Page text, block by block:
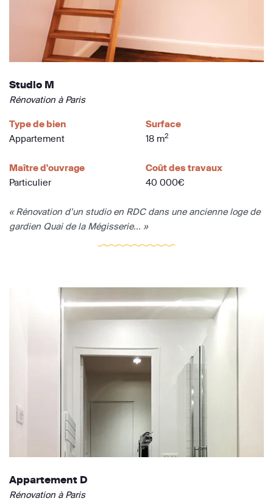
Studio M
Rénovation à Paris
Type de bien
Appartement
Surface
18 m2
Maître d'ouvrage
Particulier
Coût des travaux
40 000€
« Rénovation d’un studio en RDC dans une ancienne loge de
gardien Quai de la Mégisserie... »
Appartement D
Rénovation à Paris